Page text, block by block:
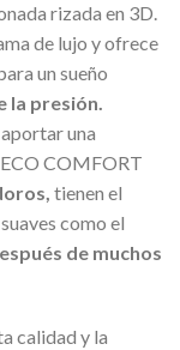
rizada en 3D.
de lujo y ofrece
un sueño
la presión.
una
COMFORT
tienen el
como el
de muchos
calidad y la